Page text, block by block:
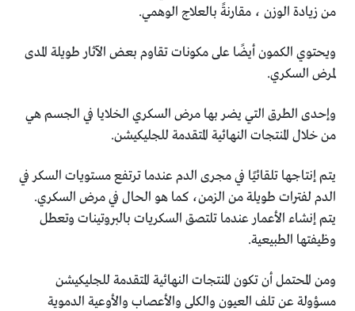
من زيادة الوزن ، مقارنةً بالعلاج الوهمي.‏
ويحتوي الكمون أيضًا على مكونات تقاوم بعض الآثار طويلة المدى
‏لمرض السكري‎.‎
وإحدى الطرق التي يضر بها مرض السكري الخلايا في الجسم هي
‏من خلال المنتجات النهائية المتقدمة للجليكيشن.‏
يتم إنتاجها تلقائيًا في مجرى الدم عندما ترتفع مستويات السكر في
‏الدم لفترات طويلة من الزمن، كما هو الحال في مرض السكري.
يتم ‏إنشاء الأعمار عندما تلتصق السكريات بالبروتينات وتعطل
وظيفتها ‏الطبيعية‎.‎
‎مسؤولة عن تلف العيون والكلى والأعصاب والأوعية الدموية